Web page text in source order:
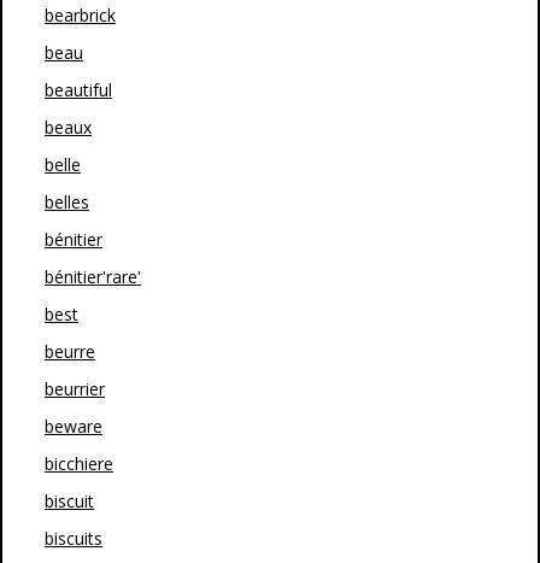
bearbrick
beau
beautiful
beaux
belle
belles
bénitier
bénitier'rare'
best
beurre
beurrier
beware
bicchiere
biscuit
biscuits